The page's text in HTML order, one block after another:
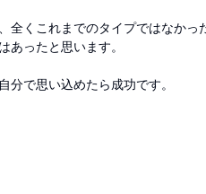
全くこれまでのタイプではなかっ
あったと思います。
で思い込めたら成功です。